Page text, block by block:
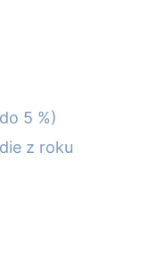
5 %)
z roku